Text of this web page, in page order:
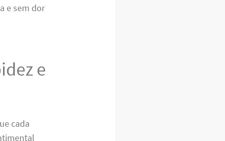
e sem dor
e
cada